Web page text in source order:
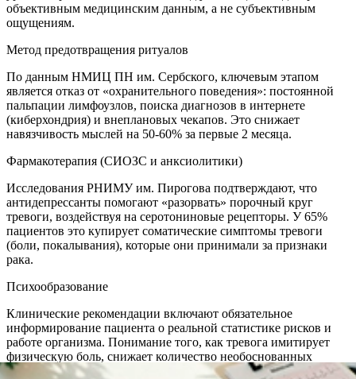
объективным медицинским данным, а не субъективным
ощущениям.
Метод предотвращения ритуалов
По данным НМИЦ ПН им. Сербского, ключевым этапом
является отказ от «охранительного поведения»: постоянной
пальпации лимфоузлов, поиска диагнозов в интернете
(киберхондрия) и внеплановых чекапов. Это снижает
навязчивость мыслей на 50-60% за первые 2 месяца.
Фармакотерапия (СИОЗС и анксиолитики)
Исследования РНИМУ им. Пирогова подтверждают, что
антидепрессанты помогают «разорвать» порочный круг
тревоги, воздействуя на серотониновые рецепторы. У 65%
пациентов это купирует соматические симптомы тревоги
(боли, покалывания), которые они принимали за признаки
рака.
Психообразование
Клинические рекомендации включают обязательное
информирование пациента о реальной статистике рисков и
работе организма. Понимание того, как тревога имитирует
физическую боль, снижает количество необоснованных
обращений к врачам на 40%.